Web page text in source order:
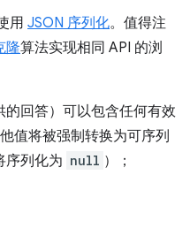
用 JSON 序列化。值得注
隆算法实现相同 API 的浏
回答）可以包含任何有效
值将被强制转换为可序列
序列化为 null ）；